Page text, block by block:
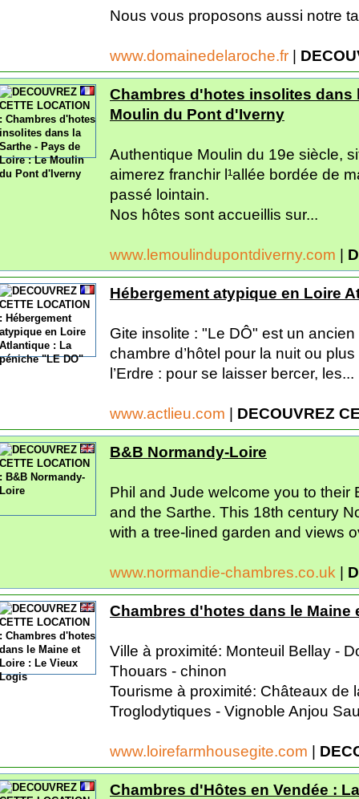
Nous vous proposons aussi notre
www.domainedelaroche.fr |
Chambres d'hotes insolites dans
Moulin du Pont d'Iverny
Authentique Moulin du 19e siècle,
aimerez franchir l¹allée bordée de
passé lointain.
Nos hôtes sont accueillis sur...
www.lemoulindupontdiverny.com |
Hébergement atypique en Loire
Gite insolite : "Le DÔ" est un
chambre d’hôtel pour la nuit ou
l’Erdre : pour se laisser bercer, les...
www.actlieu.com | DECOUVREZ
B&B Normandy-Loire
Phil and Jude welcome you to their
and the Sarthe. This 18th century
with a tree-lined garden and views
www.normandie-chambres.co.uk |
Chambres d'hotes dans le Maine
Ville à proximité: Monteuil Bellay -
Thouars - chinon
Tourisme à proximité: Châteaux de
Troglodytiques - Vignoble Anjou
www.loirefarmhousegite.com |
Chambres d'Hôtes en Vendée :